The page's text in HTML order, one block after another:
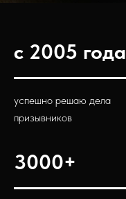
с 2005 года
успешно решаю дела
призывников
3000+